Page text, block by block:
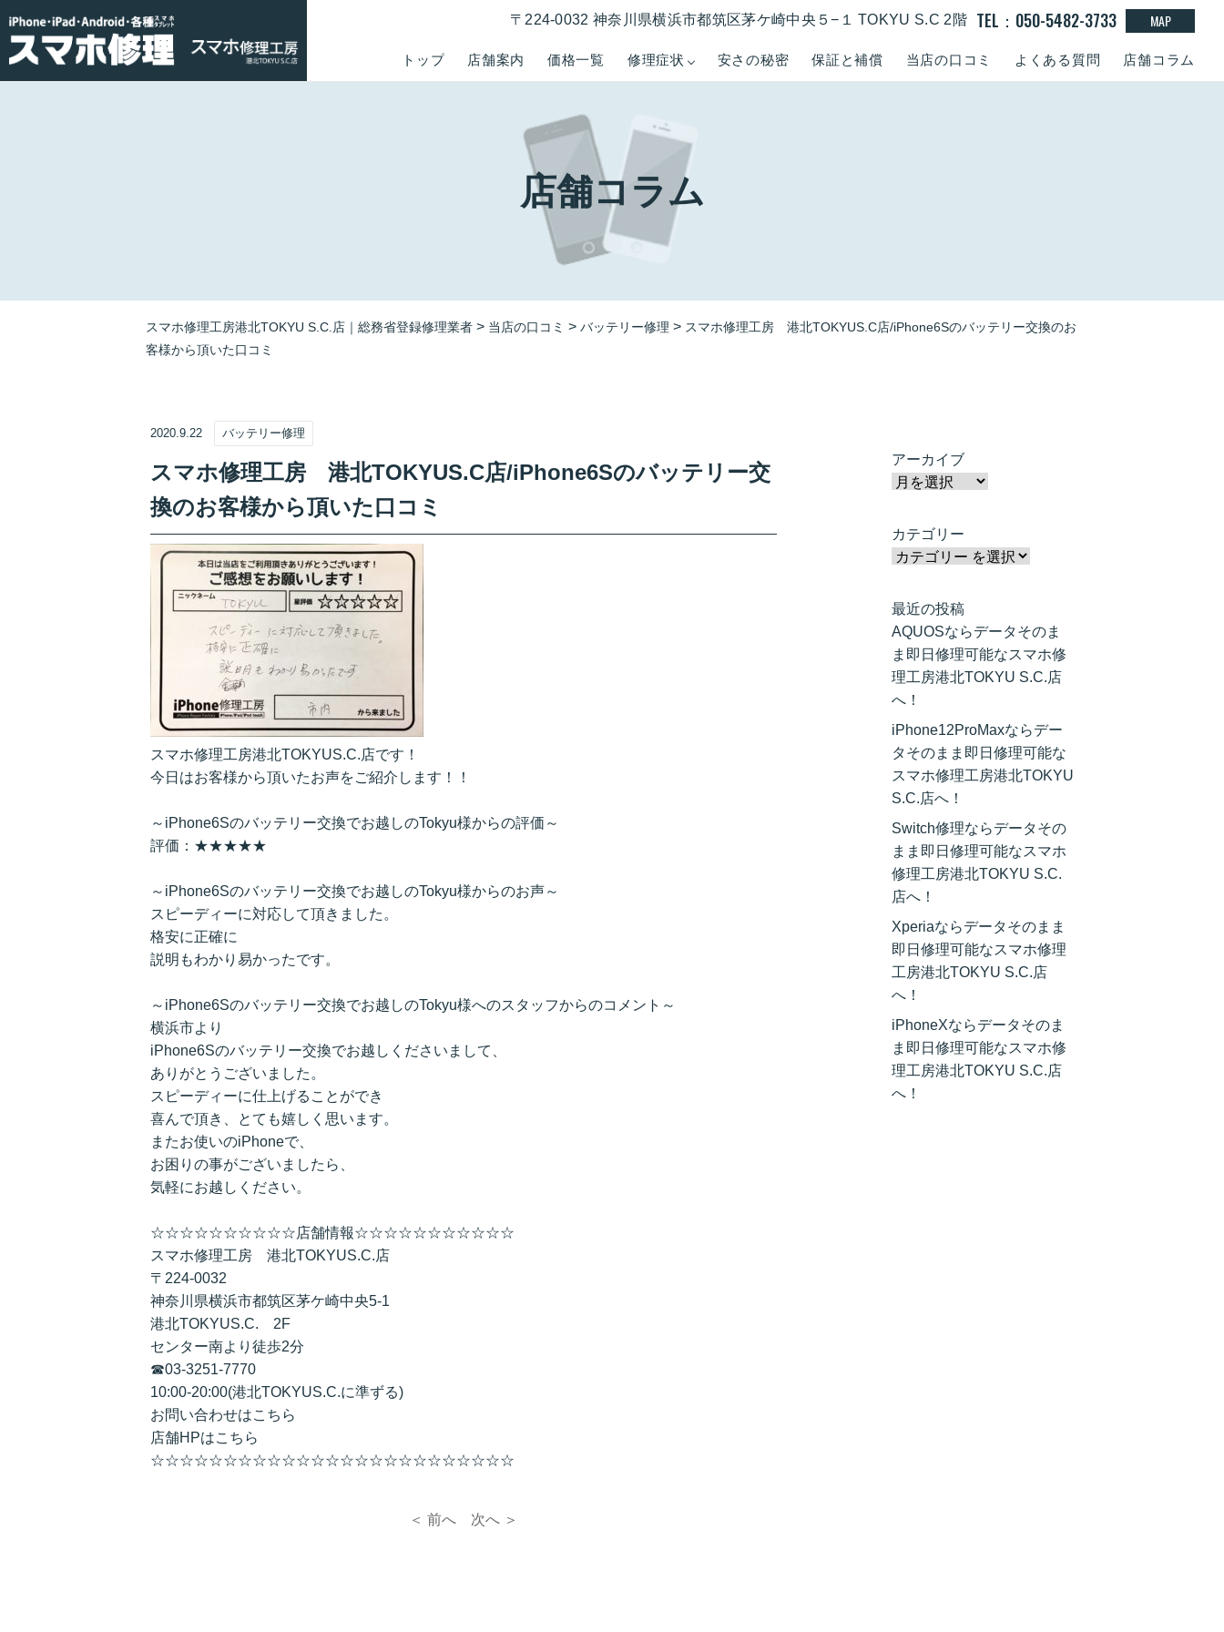
トップ 店舗案内 価格一覧 修理症状 安さの秘密 保証と補償 当店の口コミ よくある質問 店舗コラム
〒224-0032 神奈川県横浜市都筑区茅ケ崎中央５−１ TOKYU S.C 2階 TEL：050-5482-3733 MAP
店舗コラム
スマホ修理工房港北TOKYU S.C.店｜総務省登録修理業者 > 当店の口コミ > バッテリー修理 > スマホ修理工房 港北TOKYUS.C店/iPhone6Sのバッテリー交換のお
客様から頂いた口コミ
2020.9.22 バッテリー修理
スマホ修理工房 港北TOKYUS.C店/iPhone6Sのバッテリー交
換のお客様から頂いた口コミ
スマホ修理工房港北TOKYUS.C.店です！
今日はお客様から頂いたお声をご紹介します！！
～iPhone6Sのバッテリー交換でお越しのTokyu様からの評価～
評価：★★★★★
～iPhone6Sのバッテリー交換でお越しのTokyu様からのお声～
スピーディーに対応して頂きました。
格安に正確に
説明もわかり易かったです。
～iPhone6Sのバッテリー交換でお越しのTokyu様へのスタッフからのコメント～
横浜市より
iPhone6Sのバッテリー交換でお越しくださいまして、
ありがとうございました。
スピーディーに仕上げることができ
喜んで頂き、とても嬉しく思います。
またお使いのiPhoneで、
お困りの事がございましたら、
気軽にお越しください。
☆☆☆☆☆☆☆☆☆☆店舗情報☆☆☆☆☆☆☆☆☆☆☆
スマホ修理工房 港北TOKYUS.C.店
〒224-0032
神奈川県横浜市都筑区茅ケ崎中央5-1
港北TOKYUS.C. 2F
センター南より徒歩2分
☎03-3251-7770
10:00-20:00(港北TOKYUS.C.に準ずる)
お問い合わせはこちら
店舗HPはこちら
☆☆☆☆☆☆☆☆☆☆☆☆☆☆☆☆☆☆☆☆☆☆☆☆☆
＜ 前へ 次へ ＞
アーカイブ
カテゴリー
最近の投稿
AQUOSならデータそのま
ま即日修理可能なスマホ修
理工房港北TOKYU S.C.店
へ！
iPhone12ProMaxならデー
タそのまま即日修理可能な
スマホ修理工房港北TOKYU
S.C.店へ！
Switch修理ならデータその
まま即日修理可能なスマホ
修理工房港北TOKYU S.C.
店へ！
Xperiaならデータそのまま
即日修理可能なスマホ修理
工房港北TOKYU S.C.店
へ！
iPhoneXならデータそのま
ま即日修理可能なスマホ修
理工房港北TOKYU S.C.店
へ！